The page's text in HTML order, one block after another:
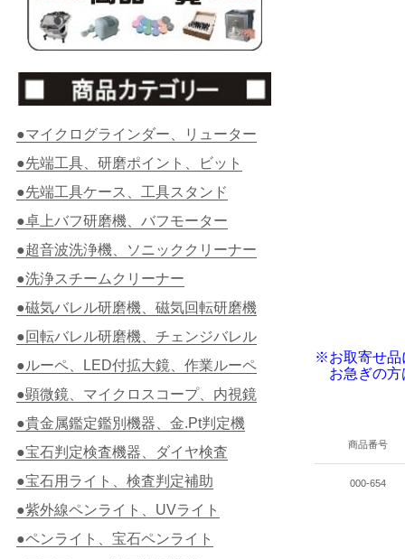
※お取寄せ品
お急ぎの方
商品番号
000-654
●マイクログラインダー、リューター
●先端工具、研磨ポイント、ビット
●先端工具ケース、工具スタンド
●卓上バフ研磨機、バフモーター
●超音波洗浄機、ソニッククリーナー
●洗浄スチームクリーナー
●磁気バレル研磨機、磁気回転研磨機
●回転バレル研磨機、チェンジバレル
●ルーペ、LED付拡大鏡、作業ルーペ
●顕微鏡、マイクロスコープ、内視鏡
●貴金属鑑定鑑別機器、金.Pt判定機
●宝石判定検査機器、ダイヤ検査
●宝石用ライト、検査判定補助
●紫外線ペンライト、UVライト
●ペンライト、宝石ペンライト